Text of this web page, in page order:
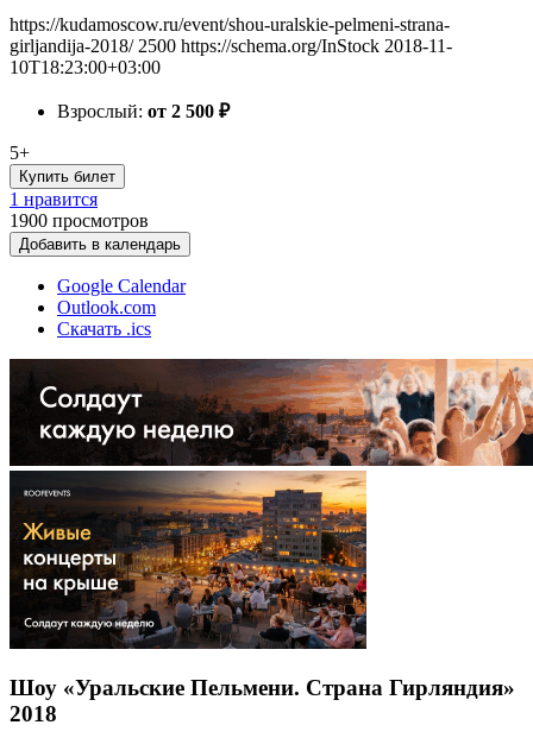
https://kudamoscow.ru/event/shou-uralskie-pelmeni-strana-
girljandija-2018/ 2500 https://schema.org/InStock 2018-11-
10T18:23:00+03:00
Взрослый: от 2 500 ₽
5+
Купить билет
1 нравится
1900 просмотров
Добавить в календарь
Google Calendar
Outlook.com
Скачать .ics
Шоу «Уральские Пельмени. Страна Гирляндия»
2018